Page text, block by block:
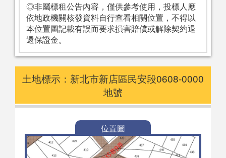
◎非屬標租公告內容，僅供參考使用，投標人應
依地政機關核發資料自行查看相關位置，不得以
本位置圖記載有誤而要求損害賠償或解除契約退
還保證金。
土地標示：新北市新店區民安段0608-0000
地號
位置圖